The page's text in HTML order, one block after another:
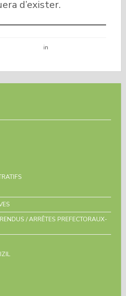
d’exister.
in
/ ARRÊTES PREFECTORAUX-